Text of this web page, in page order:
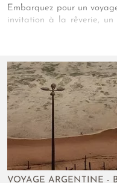
Embarquez pour un
invitation à la rêverie, un
une symphonie de
enchanteurs.
VOYAGE ARGENTINE -